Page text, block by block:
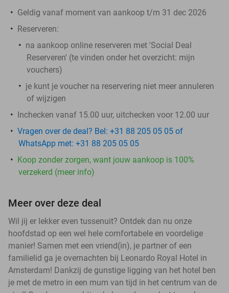
Geldig vanaf moment van aankoop t/m 31 dec 2026
Reserveren:
na aankoop online reserveren met 'Social Deal
Reserveren' (te vinden onder het overzicht: mijn
vouchers)
je kunt je voucher na reservering niet meer annuleren
of wijzigen
Inchecken vanaf 15.00 uur, uitchecken voor 12.00 uur
Vragen over de deal? Bel: +31 88 205 05 05 of
WhatsApp met: +31 88 205 05 05
Koop zonder zorgen, want jouw aankoop is 100%
verzekerd (meer info)
Meer over deze deal
Wil jij er lekker even tussenuit? Ontdek dan nu onze
hoofdstad op een wel hele comfortabele en voordelige
manier! Samen met een vriend(in), je partner of een
familielid ga je overnachten bij Leonardo Royal Hotel in
Amsterdam! Dankzij de gunstige ligging van het hotel ben
je met de metro in een mum van tijd in het centrum van de